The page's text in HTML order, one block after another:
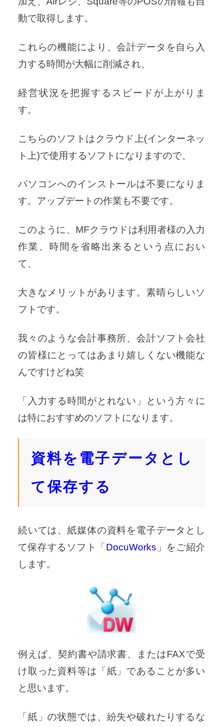
動で取得します。
これらの機能により、会計データを自ら入
力する時間が大幅に削減され、
経営状況を把握するスピードが上がりま
す。
こちらのソフトはクラウド上(インターネッ
ト上)で使用するソフトになりますので、
パソコンへのインストールは不要になりま
す。アップデートの作業も不要です。
このように、MFクラウドは利用者様の入力
作業、時間を省略出来るという点におい
て、
大きなメリットがあります。素晴らしいソ
フトです。
我々のような会計事務所、会計ソフト会社
の皆様にとってはあまり嬉しくない機能な
んですけどね笑
「入力する時間がとれない」という方々に
は特におすすめのソフトになります。
資料を電子データとし
て保存する
続いては、紙媒体の資料を電子データとし
て保存するソフト「DocuWorks 」をご紹介
します。
例えば、契約書や請求書、またはFAXで受
け取った資料等は「紙」であることが多い
と思います。
「紙」の状態では、紛失や破れたりするな